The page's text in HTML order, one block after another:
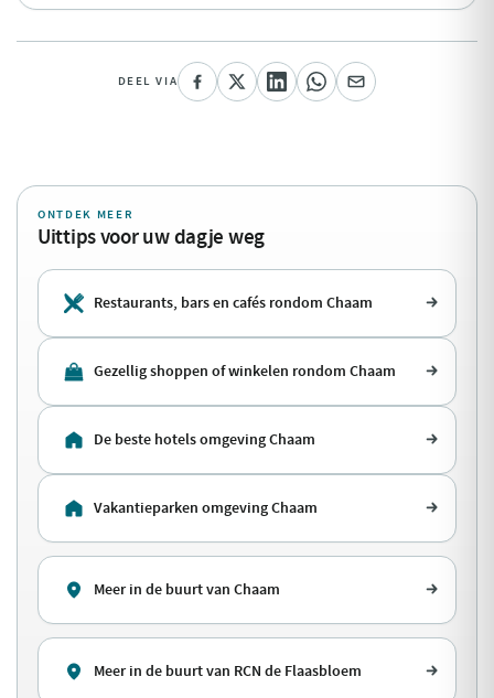
DEEL VIA
ONTDEK MEER
Uittips voor uw dagje weg
Restaurants, bars en cafés rondom Chaam
Gezellig shoppen of winkelen rondom Chaam
De beste hotels omgeving Chaam
Vakantieparken omgeving Chaam
Meer in de buurt van Chaam
Meer in de buurt van RCN de Flaasbloem